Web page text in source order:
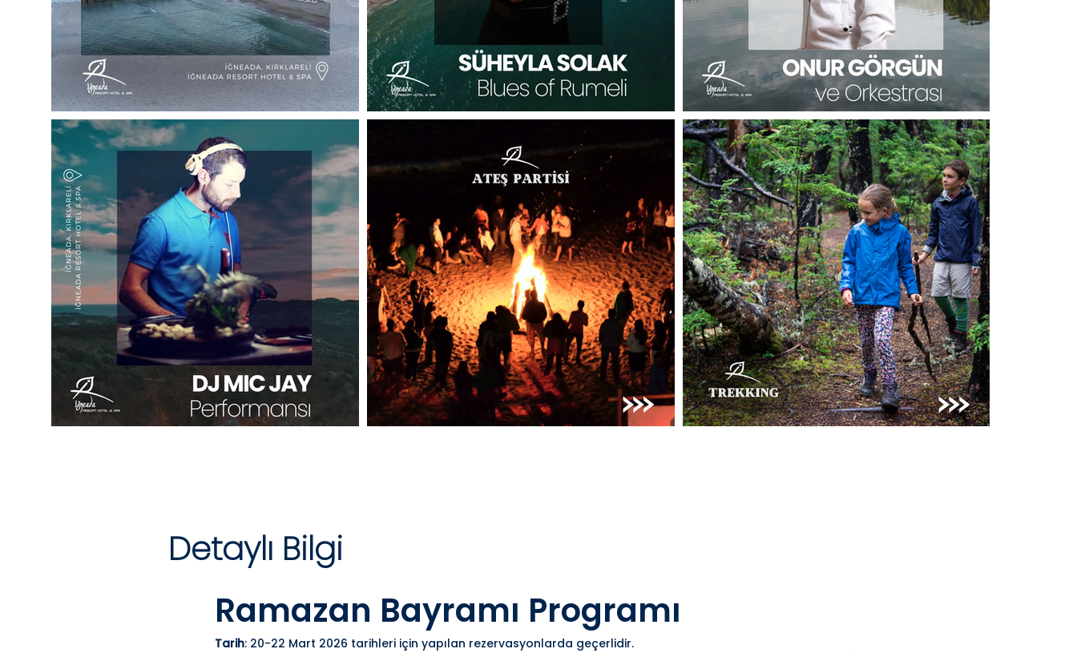
Detaylı Bilgi
Ramazan Bayramı Programı
Tarih: 20-22 Mart 2026 tarihleri için yapılan rezervasyonlarda geçerlidir.